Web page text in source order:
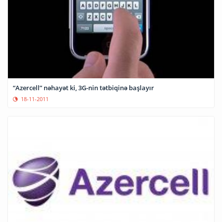
“Azercell” nəhayət ki, 3G-nin tətbiqinə başlayır
18-11-2011